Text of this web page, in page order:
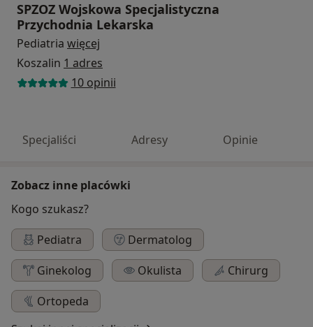
SPZOZ Wojskowa Specjalistyczna
Przychodnia Lekarska
Pediatria więcej
Koszalin 1 adres
10 opinii
Specjaliści Adresy Opinie
Zobacz inne placówki
Kogo szukasz?
Pediatra
Dermatolog
Ginekolog
Okulista
Chirurg
Ortopeda